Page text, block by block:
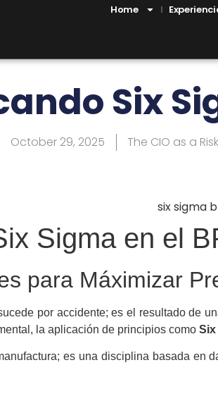
Home
Six
October 29, 2025 The CIO as a
Sigma en el
para Máximizar
por accidente; es el resultado de
la aplicación de principios como Six
es una disciplina basada en